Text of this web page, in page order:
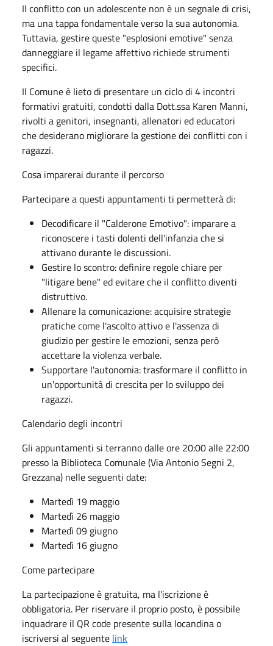
Il conflitto con un adolescente non è un segnale di crisi,
ma una tappa fondamentale verso la sua autonomia.
Tuttavia, gestire queste "esplosioni emotive" senza
danneggiare il legame affettivo richiede strumenti
specifici.
Il Comune è lieto di presentare un ciclo di 4 incontri
formativi gratuiti, condotti dalla Dott.ssa Karen Manni,
rivolti a genitori, insegnanti, allenatori ed educatori
che desiderano migliorare la gestione dei conflitti con i
ragazzi.
Cosa imparerai durante il percorso
Partecipare a questi appuntamenti ti permetterà di:
Decodificare il "Calderone Emotivo": imparare a
riconoscere i tasti dolenti dell'infanzia che si
attivano durante le discussioni.
Gestire lo scontro: definire regole chiare per
"litigare bene" ed evitare che il conflitto diventi
distruttivo.
Allenare la comunicazione: acquisire strategie
pratiche come l'ascolto attivo e l'assenza di
giudizio per gestire le emozioni, senza però
accettare la violenza verbale.
Supportare l'autonomia: trasformare il conflitto in
un'opportunità di crescita per lo sviluppo dei
ragazzi.
Calendario degli incontri
Gli appuntamenti si terranno dalle ore 20:00 alle 22:00
presso la Biblioteca Comunale (Via Antonio Segni 2,
Grezzana) nelle seguenti date:
Martedì 19 maggio
Martedì 26 maggio
Martedì 09 giugno
Martedì 16 giugno
Come partecipare
La partecipazione è gratuita, ma l'iscrizione è
obbligatoria. Per riservare il proprio posto, è possibile
inquadrare il QR code presente sulla locandina o
iscriversi al seguente link